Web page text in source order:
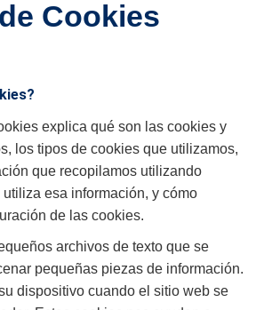
Cookies
explica qué son las cookies y
los tipos de cookies que utilizamos,
que recopilamos utilizando
esa información, y cómo
de las cookies.
archivos de texto que se
pequeñas piezas de información.
dispositivo cuando el sitio web se